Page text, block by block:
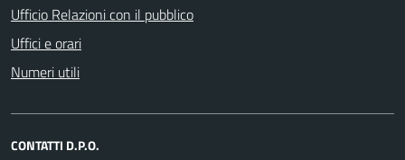
Ufficio Relazioni con il pubblico
Uffici e orari
Numeri utili
CONTATTI D.P.O.